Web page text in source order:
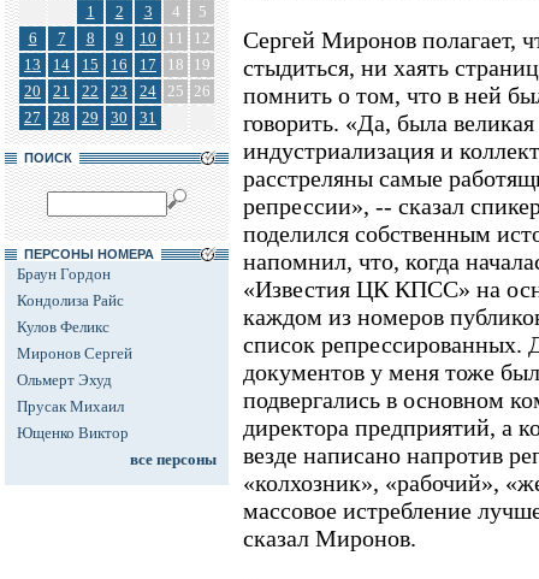
1 2 3 4
5
6
7 8 9 10 11
12
13
14 15 16 17 18
19
20
21 22 23 24 25 26
27
28 29 30 31
ПОИСК
ПЕРСОНЫ НОМЕРА
Браун Гордон
Кондолиза Райс
Кулов Феликс
Миронов Сергей
Ольмерт Эхуд
Прусак Михаил
Ющенко Виктор
все персоны
Сергей Миронов полагает,
стыдиться, ни хаять
помнить о том, что в ней
говорить. «Да, была
индустриализация и
расстреляны самые
репрессии», -- сказал
поделился собственным
напомнил, что, когда
«Известия ЦК КПСС» на
каждом из номеров
список репрессированных.
документов у меня тоже
подвергались в основном
директора предприятий, а
везде написано напротив
«колхозник», «рабочий»,
массовое истребление
сказал Миронов.